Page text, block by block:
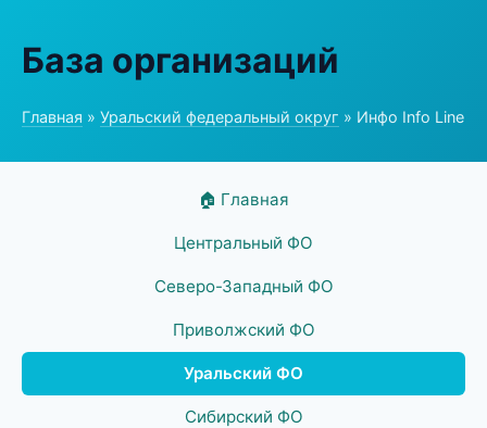
База организаций
Главная » Уральский федеральный округ » Инфо Info Line
🏠 Главная
Центральный ФО
Северо-Западный ФО
Приволжский ФО
Уральский ФО
Сибирский ФО